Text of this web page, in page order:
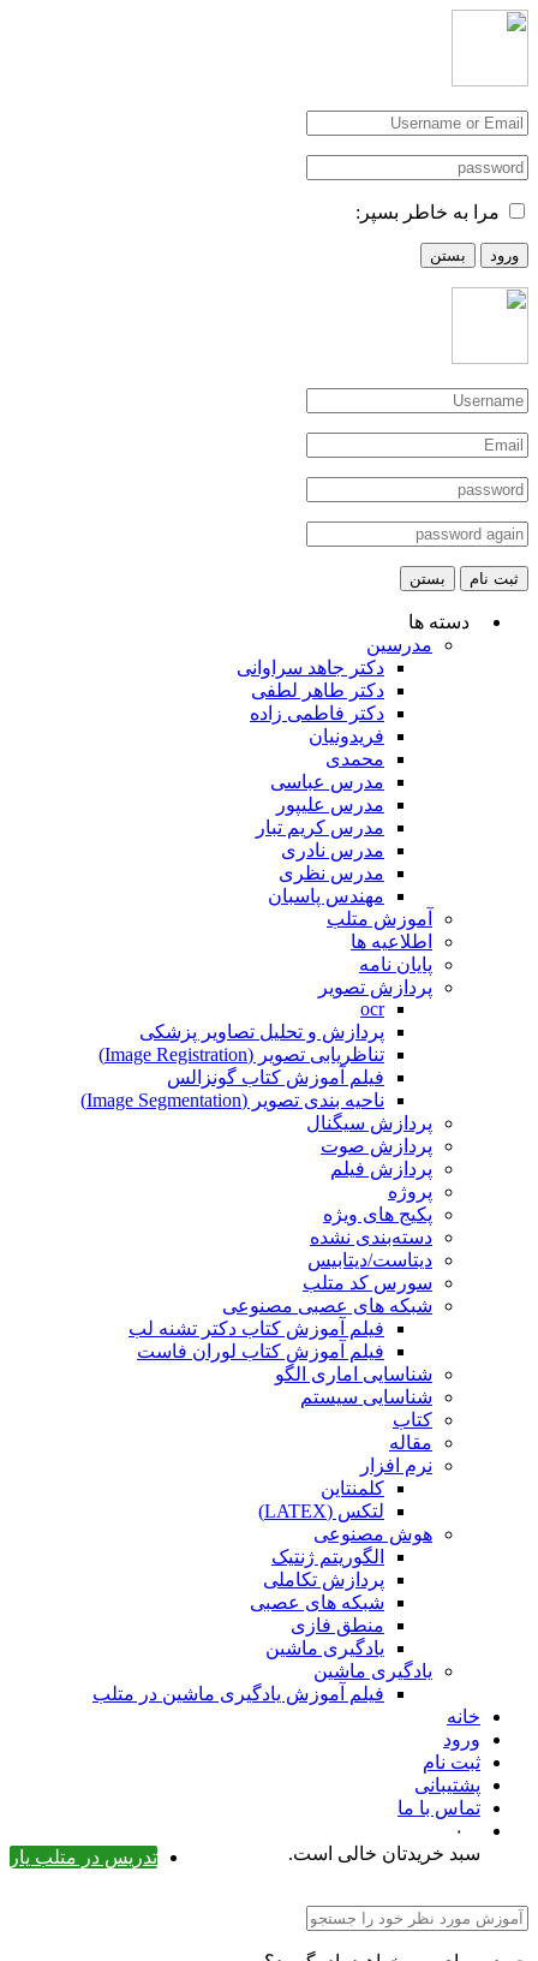
مرا به خاطر بسپر:
ورود بستن
ثبت نام بستن
دسته ها
مدرسین
دکتر جاهد سراوانی
دکتر طاهر لطفی
دکتر فاطمی زاده
فریدونیان
محمدی
مدرس عباسی
مدرس علیپور
مدرس کریم تبار
مدرس نادری
مدرس نظری
مهندس پاسبان
آموزش متلب
اطلاعیه ها
پایان نامه
پردازش تصویر
ocr
پردازش و تحلیل تصاویر پزشکی
تناظریابی تصویر (Image Registration)
فیلم آموزش کتاب گونزالس
ناحیه بندی تصویر (Image Segmentation)
پردازش سیگنال
پردازش صوت
پردازش فیلم
پروژه
پکیج های ویژه
دسته‌بندی نشده
دیتاست/دیتابیس
سورس کد متلب
شبکه های عصبی مصنوعی
فیلم آموزش کتاب دکتر تشنه لب
فیلم آموزش کتاب لوران فاست
شناسایی اماری الگو
شناسایی سیستم
کتاب
مقاله
نرم افزار
کلمنتاین
لتکس (LATEX)
هوش مصنوعی
الگوریتم ژنتیک
پردازش تکاملی
شبکه های عصبی
منطق فازی
یادگیری ماشین
یادگیری ماشین
فیلم آموزش یادگیری ماشین در متلب
خانه
ورود
ثبت نام
پشتیبانی
تماس با ما
۰
تدریس در متلب یار
سبد خریدتان خالی است.